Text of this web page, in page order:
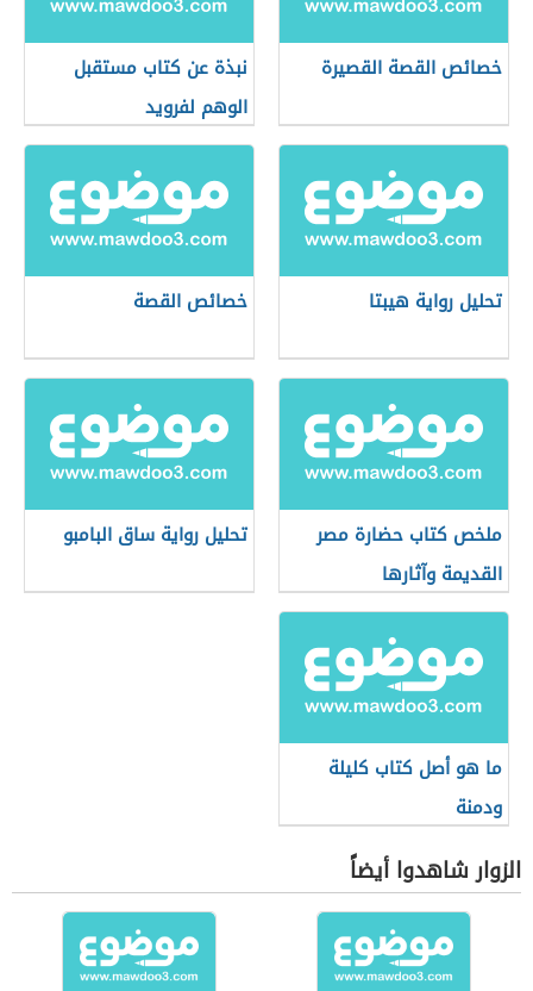
خصائص القصة القصيرة
نبذة عن كتاب مستقبل
الوهم لفرويد
تحليل رواية هيبتا خصائص القصة
ملخص كتاب حضارة مصر
القديمة وآثارها
تحليل رواية ساق البامبو
ما هو أصل كتاب كليلة
ودمنة
الزوار شاهدوا أيضاً